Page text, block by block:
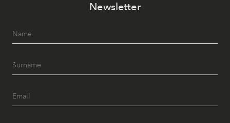
Newsletter